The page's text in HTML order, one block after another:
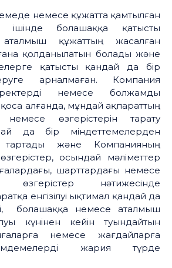
немесе құжатта қамтылған
ішінде болашаққа қатысты
аталмыш құжаттың жасалған
қолданылатын болады және
қатысты қандай да бір
арналмаған. Компания
немесе болжамды
алғанда, мұндай ақпараттың
немесе өзгерістерін тарату
да бір міндеттемелерден
және Компанияның
осындай мәліметтер
шарттардағы немесе
өзгерістер нәтижесінде
енгізілуі ықтимал қандай да
болашаққа немесе аталмыш
күнінен кейін туындайтын
немесе жағдайларға
жария түрде